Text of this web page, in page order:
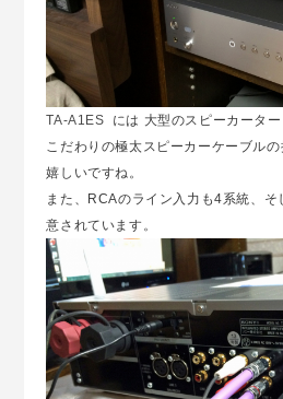
TA-A1ES には 大型のスピーカータ
こだわりの極太スピーカーケーブル
嬉しいですね。
また、RCAのライン入力も4系統、
意されています。